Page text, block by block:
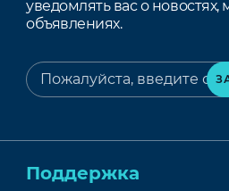
уведомлять вас о
объявлениях.
Поддержка